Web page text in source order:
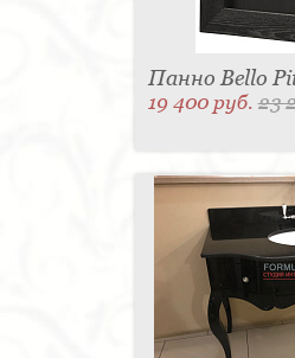
Панно Bello
19 400 руб.23